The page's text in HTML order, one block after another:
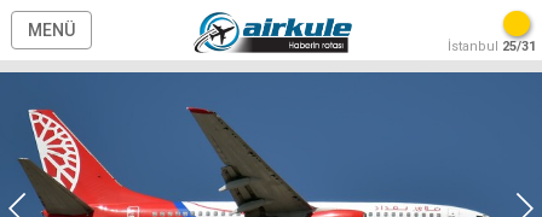
MENÜ
İstanbul 25/31